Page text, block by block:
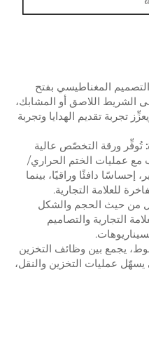
المغناطيسي بفتح
الشريط اللاصق أو المشابك،
تجربة تقديم الهدايا وتجربة
تُوفِّر ورقة التخصّص عالية
مع عمليات الختم الحراري/
إحساسًا دافئًا وراقيًا، بينما
للعلامة التجارية.
من حيث الحجم والشكل
التجارية والتصاميم
يجمع بين وظائف التخزين
عمليات التخزين والنقل،